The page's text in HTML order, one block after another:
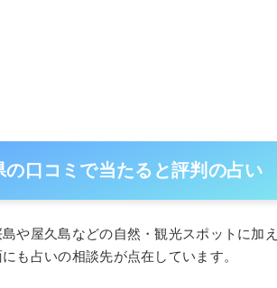
の口コミで当たると評判の占い
や屋久島などの自然・観光スポットに加
も占いの相談先が点在しています。